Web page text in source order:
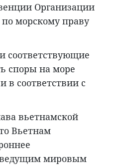
Организации
морскому праву
соответствующие
споры на море
соответствии с
вьетнамской
Вьетнам
ведущим мировым